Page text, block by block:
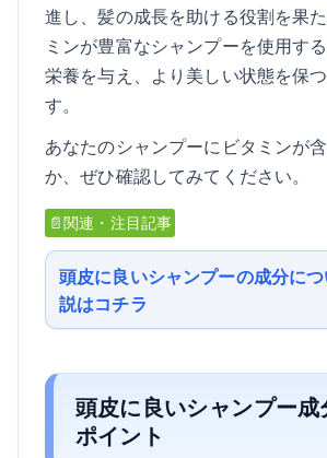
進し、髪の成長を助ける役割を果
ミンが豊富なシャンプーを使用す
栄養を与え、より美しい状態を保
す。
あなたのシャンプーにビタミンが
か、ぜひ確認してみてください。
📄関連・注目記事
頭皮に良いシャンプーの成分に
説はコチラ
頭皮に良いシャンプー
ポイント